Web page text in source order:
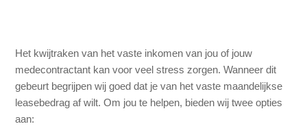
leasecontract?
Zit vervangend vervoer in mijn contract?
Wat houdt maandelijks opzegbaar leasen in?
Het kwijtraken van het vaste inkomen van jou of jouw
medecontractant kan voor veel stress zorgen. Wanneer dit
gebeurt begrijpen wij goed dat je van het vaste maandelijkse
leasebedrag af wilt. Om jou te helpen, bieden wij twee opties
aan: